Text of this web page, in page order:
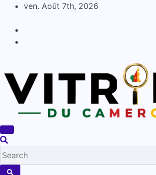
Skip
content
ven. Août 7th, 2026